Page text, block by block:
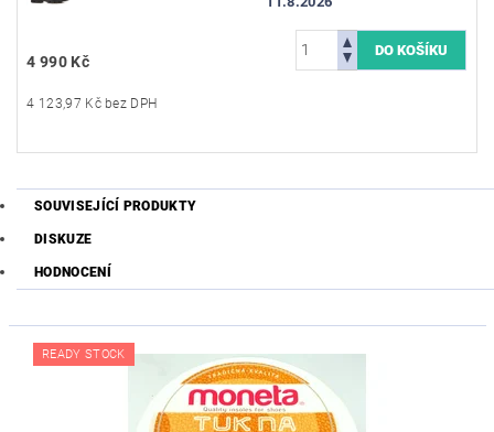
4 990 Kč
4 123,97 Kč bez DPH
SOUVISEJÍCÍ PRODUKTY
DISKUZE
HODNOCENÍ
READY STOCK